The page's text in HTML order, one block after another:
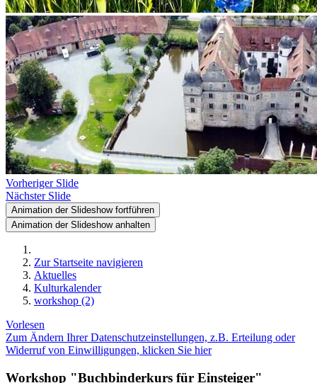
Vorheriger Slide
Nächster Slide
Animation der Slideshow fortführen
Animation der Slideshow anhalten
Zur Startseite navigieren
Aktuelles
Kulturkalender
workshop (2)
Vorlesen
Zum Ändern Ihrer Datenschutzeinstellungen, z.B. Erteilung oder
Widerruf von Einwilligungen, klicken Sie hier
Workshop "Buchbinderkurs für Einsteiger"